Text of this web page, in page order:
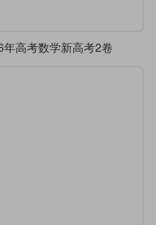
年高考数学新高考2卷